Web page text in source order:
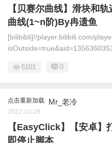
【贝赛尔曲线】滑块和
曲线(1~n阶)By冉遗鱼
[bilibibli]//player.bilibili.com/
6101 0
点击重新加载 Mr_老冷
2022-10-28
【EasyClick】【安卓】
即停止脚本